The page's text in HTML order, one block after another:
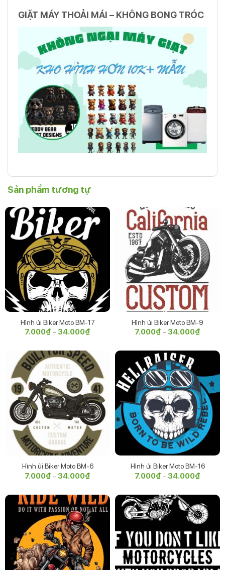
GIẶT MÁY THOẢI MÁI – KHÔNG BONG TRÓC
Sản phẩm tương tự
Hình ủi Biker Moto BM-17
7.000₫ – 34.000₫
đến
34.000₫
Hình ủi Biker Moto BM-9
7.000₫ – 34.000₫
7.000₫
Hình ủi Biker Moto BM-6
7.000₫ – 34.000₫
7.000₫
đến
34.000₫
Hình ủi Biker Moto BM-16
7.000₫ – 34.000₫
7.000₫